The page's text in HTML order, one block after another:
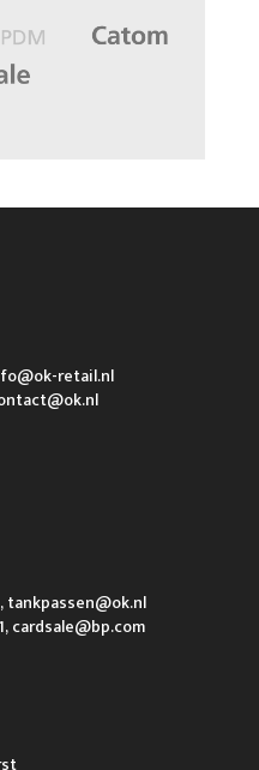
retail.nl
tankpassen@ok.nl
cardsale@bp.com